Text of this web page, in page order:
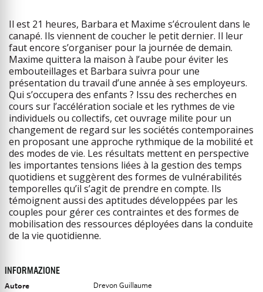
Il est 21 heures, Barbara et Maxime s’écroulent dans le
canapé. Ils viennent de coucher le petit dernier. Il leur
faut encore s’organiser pour la journée de demain.
Maxime quittera la maison à l’aube pour éviter les
embouteillages et Barbara suivra pour une
présentation du travail d’une année à ses employeurs.
Qui s’occupera des enfants ? Issu des recherches en
cours sur l’accélération sociale et les rythmes de vie
individuels ou collectifs, cet ouvrage milite pour un
changement de regard sur les sociétés contemporaines
en proposant une approche rythmique de la mobilité et
des modes de vie. Les résultats mettent en perspective
les importantes tensions liées à la gestion des temps
quotidiens et suggèrent des formes de vulnérabilités
temporelles qu’il s’agit de prendre en compte. Ils
témoignent aussi des aptitudes développées par les
couples pour gérer ces contraintes et des formes de
mobilisation des ressources déployées dans la conduite
de la vie quotidienne.
INFORMAZIONE
Autore
Drevon Guillaume